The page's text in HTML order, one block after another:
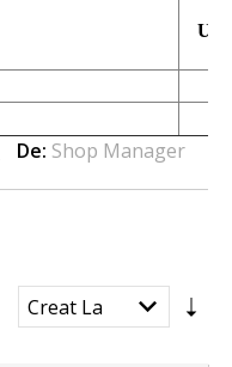
De: Shop Manager